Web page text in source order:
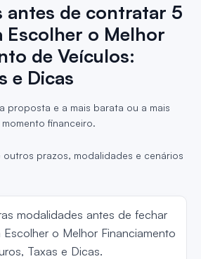
antes de contratar 5
Escolher o Melhor
de Veículos:
e Dicas
proposta e a mais barata ou a mais
financeiro.
prazos, modalidades e cenários
modalidades antes de fechar
o Melhor Financiamento
Taxas e Dicas.